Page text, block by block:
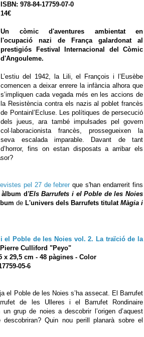
ISBN: 978-84-17759-07-0
14€
Un còmic d'aventures ambientat en
l'ocupació nazi de França galardonat al
prestigiós Festival Internacional del Còmic
d'Angouleme.
L’estiu del 1942, la Lili, el François i l’Eusèbe
comencen a deixar enrere la infància alhora que
s’impliquen cada vegada més en les accions de
la Resistència contra els nazis al poblet francès
de Pontainl’Ecluse. Les polítiques de persecució
dels jueus, ara també impulsades pel govern
col·laboracionista francès, prossegueixen la
seva escalada imparable. Davant de tant
d’horror, fins on estan disposats a arribar els
pel 27 de febrer que s'han endarrerit fins
d'Els Barrufets i el Poble de les Noies
de L'univers dels Barrufets titulat Màgia i
el Poble de les Noies vol. 2. La traïció de la
Culliford "Peyo"
x 29,5 cm - 48 pàgines - Color
05-6
el Poble de les Noies s’ha assecat. El Barrufet
de les Ulleres i el Barrufet Rondinaire
un grup de noies a descobrir l’origen d’aquest
descobriran? Quin nou perill planarà sobre el